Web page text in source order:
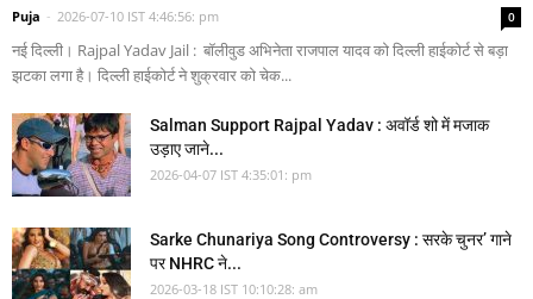
Puja - 2026-07-10 IST 4:46:56: pm 0
नई दिल्ली। Rajpal Yadav Jail : बॉलीवुड अभिनेता राजपाल यादव को दिल्ली हाईकोर्ट से बड़ा
झटका लगा है। दिल्ली हाईकोर्ट ने शुक्रवार को चेक...
Salman Support Rajpal Yadav : अवॉर्ड शो में मजाक
उड़ाए जाने...
2026-04-07 IST 4:35:01: pm
Sarke Chunariya Song Controversy : सरके चुनर’ गाने
पर NHRC ने...
2026-03-18 IST 10:10:28: am